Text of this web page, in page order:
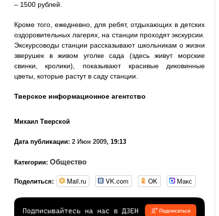
– 1500 рублей.
Кроме того, ежедневно, для ребят, отдыхающих в детских
оздоровительных лагерях, на станции проходят экскурсии.
Экскурсоводы станции рассказывают школьникам о жизни
зверушек в живом уголке сада (здесь живут морские
свинки, кролики), показывают красивые диковинные
цветы, которые растут в саду станции.
Тверское информационное агентство
Михаил Тверской
Дата публикации: 2 Июн 2009, 19:13
Категории: Общество
Поделиться: Mail.ru VK.com OK Макс